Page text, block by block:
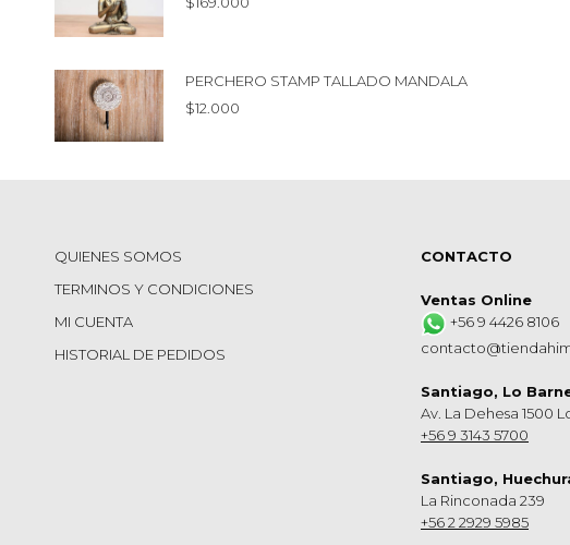
PERCHERO STAMP TALLADO MANDALA
$12.000
QUIENES SOMOS
TERMINOS Y CONDICIONES
MI CUENTA
HISTORIAL DE PEDIDOS
CONTACTO
Ventas Online
+56 9 4426 8106
Santiago, Lo
Av. La Dehesa 1500
+56 9 3143 5700
Santiago,
La Rinconada 239
+56 2 2929 5985